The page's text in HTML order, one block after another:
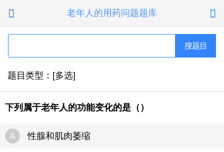
 老年人的用药问题题库 
搜题目
题目类型：[多选]
下列属于老年人的功能变化的是（）
A 性腺和肌肉萎缩